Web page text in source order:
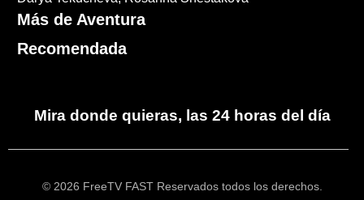
Más de Aventura
Recomendada
Mira donde quieras, las 24 horas del día
© 2026 FreeTV FAST Reservados todos los derechos.